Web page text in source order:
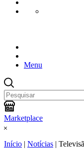
Menu
Marketplace
Início | Notícias |